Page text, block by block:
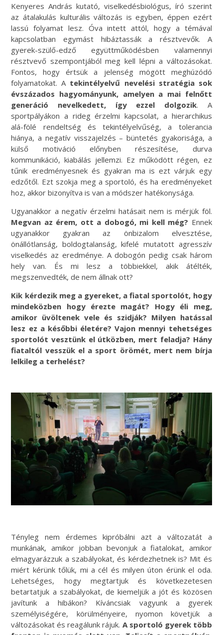
Kenyeres András kutató, viselkedésbiológus, író szerint
az átalakulás kulturális változás is egyben, éppen ezért
lassú folyamat lesz. Óva intett attól, hogy a témával
kapcsolatban egymást hibáztassák a résztvevők. A
gyerek-szülő-edző együttműködésben valamennyi
résztvevő szempontjából meg kell lépni a változásokat.
Fontos, hogy értsük a jelenség mögött meghúzódó
folyamatokat. A tekintélyelvű nevelési stratégia sok
évszázados hagyományunk, amelyen a mai felnőtt
generáció nevelkedett, így ezzel dolgozik. A
sportpályákon a rideg érzelmi kapcsolat, a hierarchikus
alá-fölé rendeltség és tekintélyelvűség, a tolerancia
hiánya, a negatív visszajelzés – büntetés gyakorisága, a
külső motiváció előnyben részesítése, durva
kommunikáció, kiabálás jellemzi. Ez működött régen, ez
tűnik eredményesnek és gyakran ma is ezt várjuk egy
edzőtől. Ezt szokja meg a sportoló, és ha eredményeket
hoz, akkor bizonyítva is van a módszer hatékonysága.
Ugyanakkor a negatív érzelmi hatásait nem is mérjük föl.
Megvan az érem, ott a dobogó, mi kell még? Ennek
ugyanakkor gyakran az önbizalom elvesztése,
önállótlanság, boldogtalanság, kifelé mutatott agresszív
viselkedés az eredménye. A dobogón pedig csak három
hely van. És mi lesz a többiekkel, akik átélték,
megszenvedték, de nem állnak ott?
Kik kérdezik meg a gyereket, a fiatal sportolót, hogy
mindeközben hogy érezte magát?
Hogy éli meg,
amikor üvöltenek vele és szidják? Milyen hatással
lesz ez a későbbi életére? Vajon mennyi tehetséges
sportolót vesztünk el útközben, mert feladja? Hány
fiataltól vesszük el a sport örömét, mert nem bírja
lelkileg a terhelést?
Tényleg nem érdemes kipróbálni azt a változatát a
munkának, amikor jobban bevonjuk a fiatalokat, amikor
elmagyarázzuk a szabályokat, és kérdezhetnek is? Mit és
miért kérünk tőlük, mi a cél és milyen úton érünk el oda.
Lehetséges, hogy megtartjuk és következetesen
betartatjuk a szabályokat, de kiemeljük a jót és közösen
javítunk a hibákon? Kíváncsiak vagyunk a gyerek
személyiségére, körülményeire, nyomon követjük a
változásokat és reagálunk rájuk. A sportoló gyerek több